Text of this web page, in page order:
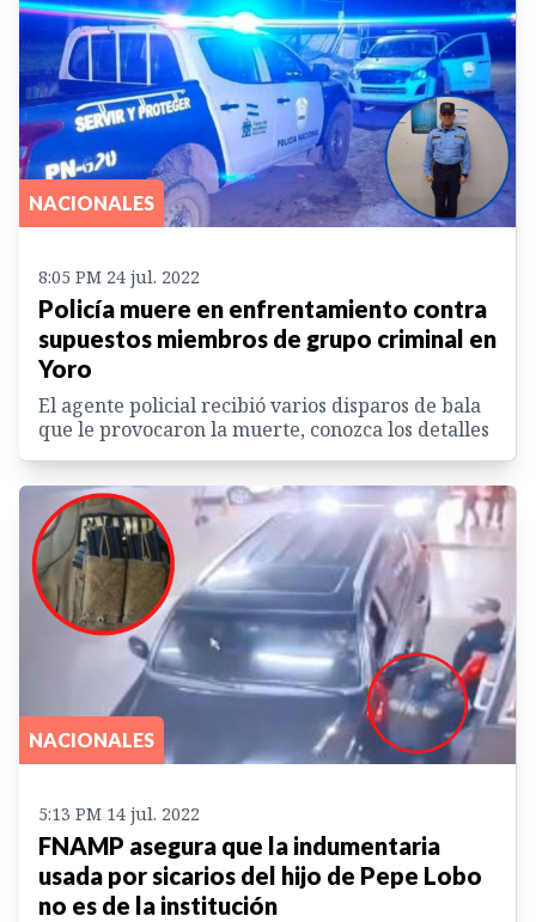
NACIONALES
8:05 PM 24 jul. 2022
Policía muere en enfrentamiento contra
supuestos miembros de grupo criminal en
Yoro
El agente policial recibió varios disparos de bala
que le provocaron la muerte, conozca los detalles
NACIONALES
5:13 PM 14 jul. 2022
FNAMP asegura que la indumentaria
usada por sicarios del hijo de Pepe Lobo
no es de la institución